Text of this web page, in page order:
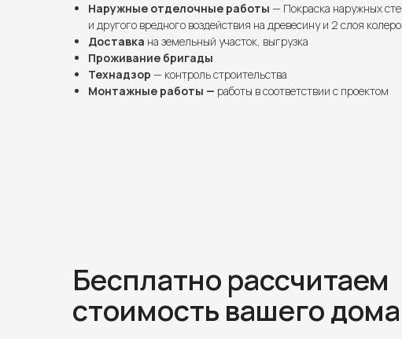
Наружные отделочные работы — Покраска наружных
и другого вредного воздействия на древесину и 2 слоя
Доставка на земельный участок, выгрузка
Проживание бригады
Технадзор — контроль строительства
Монтажные работы — работы в соответствии с проектом
Бесплатно рассчитаем
стоимость вашего дома